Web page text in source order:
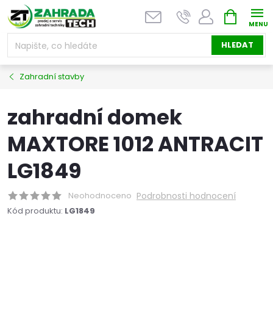
Přejít
na
obsah
HLEDAT
NÁKUPNÍ
KOŠÍK
Zahradní stavby
zahradní domek
MAXTORE 1012 ANTRACIT
LG1849
Neohodnoceno Podrobnosti hodnocení
Kód produktu: LG1849